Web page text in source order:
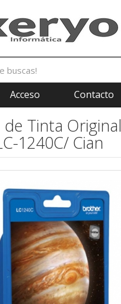
Acceso Contacto
Tinta Original
1240C/ Cian